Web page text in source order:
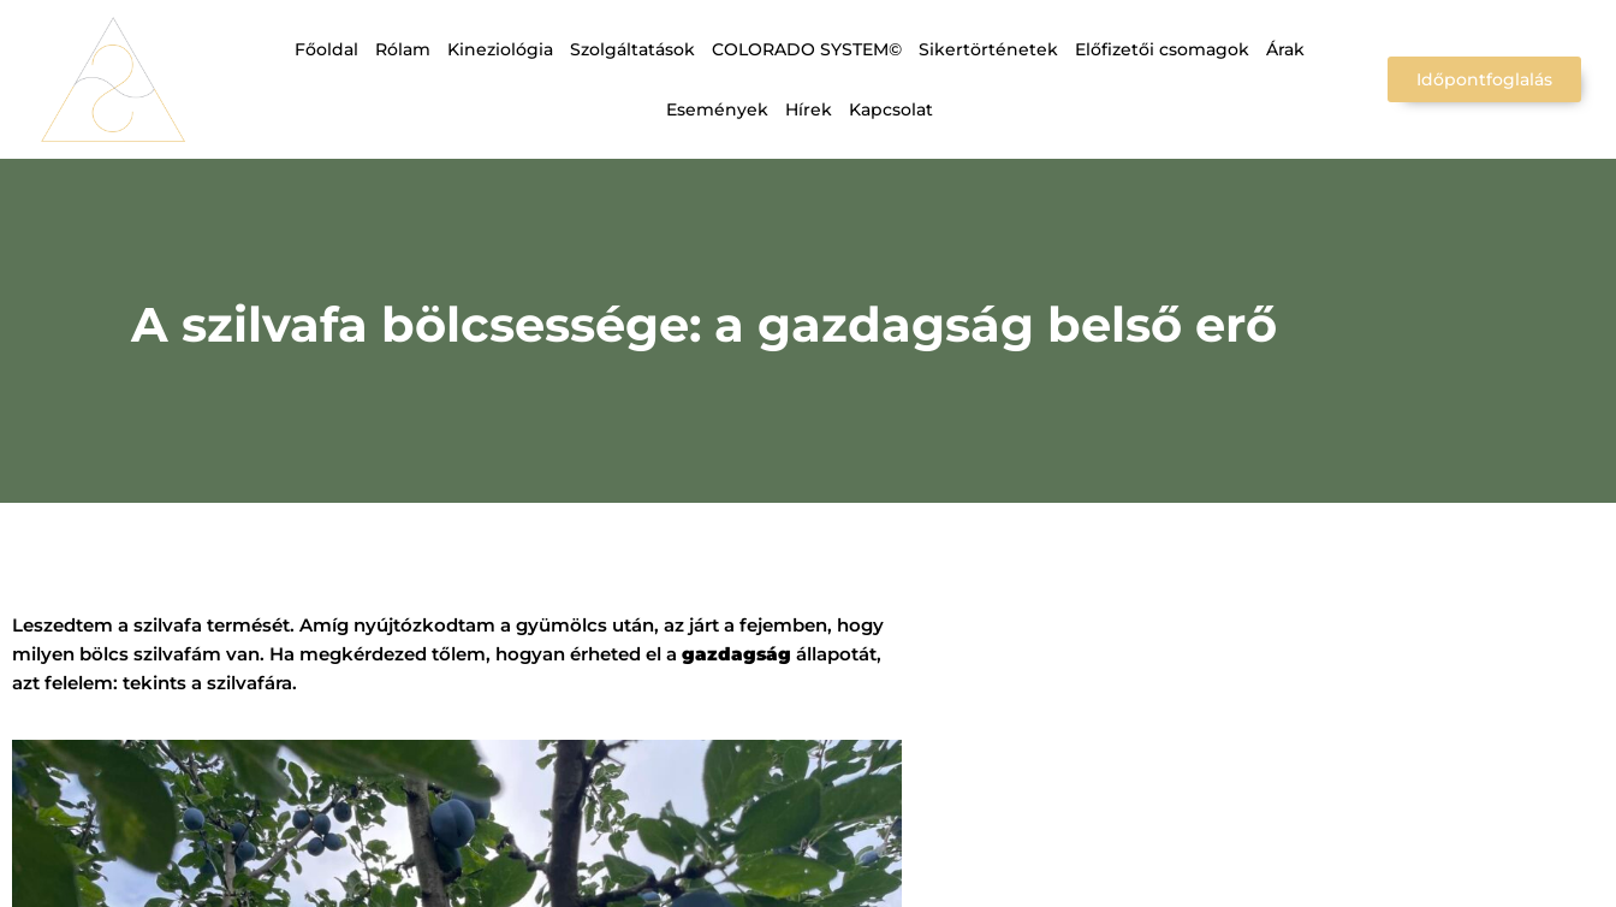
Főoldal Rólam Kineziológia Szolgáltatások COLORADO SYSTEM© Sikertörténetek Előfizetői csomagok Árak
Események Hírek Kapcsolat
Időpontfoglalás
A szilvafa bölcsessége: a gazdagság belső erő
Leszedtem a szilvafa termését. Amíg nyújtózkodtam a gyümölcs után, az járt a fejemben, hogy
milyen bölcs szilvafám van. Ha megkérdezed tőlem, hogyan érheted el a gazdagság állapotát,
azt felelem: tekints a szilvafára.